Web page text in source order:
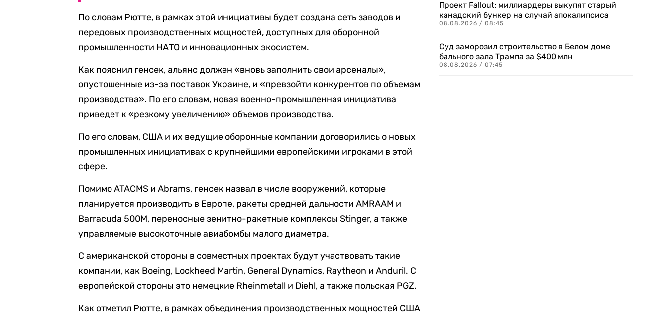
По словам Рютте, в рамках этой инициативы будет создана сеть заводов и
передовых производственных мощностей, доступных для оборонной
промышленности НАТО и инновационных экосистем.
Как пояснил генсек, альянс должен «вновь заполнить свои арсеналы»,
опустошенные из-за поставок Украине, и «превзойти конкурентов по объемам
производства». По его словам, новая военно-промышленная инициатива
приведет к «резкому увеличению» объемов производства.
По его словам, США и их ведущие оборонные компании договорились о новых
промышленных инициативах с крупнейшими европейскими игроками в этой
сфере.
Помимо ATACMS и Abrams, генсек назвал в числе вооружений, которые
планируется производить в Европе, ракеты средней дальности AMRAAM и
Barracuda 500M, переносные зенитно-ракетные комплексы Stinger, а также
управляемые высокоточные авиабомбы малого диаметра.
С американской стороны в совместных проектах будут участвовать такие
компании, как Boeing, Lockheed Martin, General Dynamics, Raytheon и Anduril. С
европейской стороны это немецкие Rheinmetall и Diehl, а также польская PGZ.
Как отметил Рютте, в рамках объединения производственных мощностей США
Проект Fallout: миллиардеры выкупят старый
канадский бункер на случай апокалипсиса
08.08.2026 / 08:45
Суд заморозил строительство в Белом доме
бального зала Трампа за $400 млн
08.08.2026 / 07:45